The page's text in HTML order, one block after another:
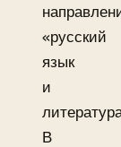
«русский
язык
и
В